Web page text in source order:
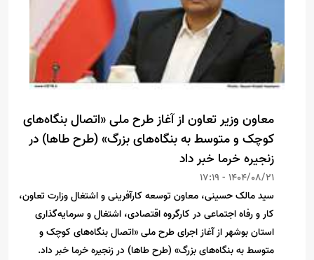
معاون وزیر تعاون از آغاز طرح ملی «اتصال بنگاه‌های
کوچک و متوسط به بنگاه‌های بزرگ» (طرح طاها) در
زنجیره خرما خبر داد
1404/08/21 - 17:19
سید مالک حسینی، معاون توسعه کارآفرینی و اشتغال وزارت تعاون،
کار و رفاه اجتماعی در کارگروه اقتصادی، اشتغال و سرمایه‌گذاری
استان بوشهر از آغاز اجرای طرح ملی «اتصال بنگاه‌های کوچک و
متوسط به بنگاه‌های بزرگ» (طرح طاها) در زنجیره خرما خبر داد.